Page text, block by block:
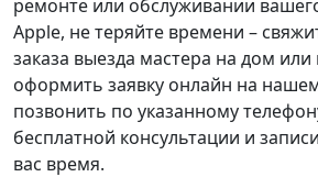
ремонте или обслуживании
Apple, не теряйте времени –
заказа выезда мастера на дом
оформить заявку онлайн на
позвонить по указанному
бесплатной консультации и
вас время.